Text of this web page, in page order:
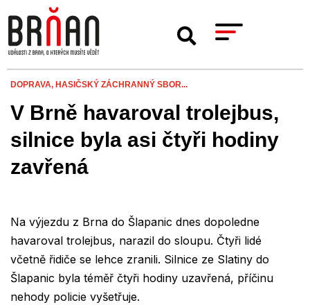
DOPRAVA, HASIČSKÝ ZÁCHRANNÝ SBOR...
V Brně havaroval trolejbus,
silnice byla asi čtyři hodiny
zavřená
Na výjezdu z Brna do Šlapanic dnes dopoledne
havaroval trolejbus, narazil do sloupu. Čtyři lidé
včetně řidiče se lehce zranili. Silnice ze Slatiny do
Šlapanic byla téměř čtyři hodiny uzavřená, příčinu
nehody policie vyšetřuje.